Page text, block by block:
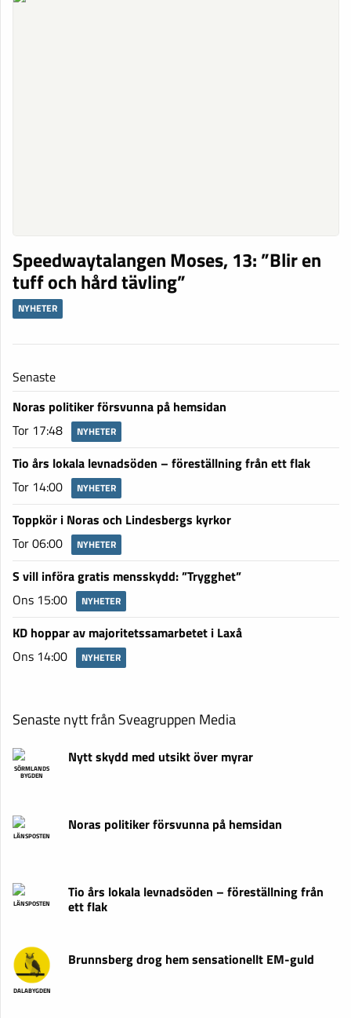
Speedwaytalangen Moses, 13: ”Blir en
tuff och hård tävling”
NYHETER
Senaste
Noras politiker försvunna på hemsidan
Tor 17:48
NYHETER
Tio års lokala levnadsöden – föreställning från ett flak
Tor 14:00
NYHETER
Toppkör i Noras och Lindesbergs kyrkor
Tor 06:00
NYHETER
S vill införa gratis mensskydd: ”Trygghet”
Ons 15:00
NYHETER
KD hoppar av majoritetssamarbetet i Laxå
Ons 14:00
NYHETER
Senaste nytt från Sveagruppen Media
SÖRMLANDS
BYGDEN
Nytt skydd med utsikt över myrar
LÄNSPOSTEN
Noras politiker försvunna på hemsidan
LÄNSPOSTEN
Tio års lokala levnadsöden – föreställning från
ett flak
DALABYGDEN
Brunnsberg drog hem sensationellt EM-guld